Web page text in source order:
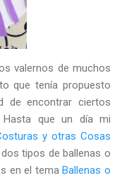
valernos de muchos
que tenía propuesto
de encontrar ciertos
Hasta que un día mi
y otras Cosas
tipos de ballenas o
en el temaBallenas o